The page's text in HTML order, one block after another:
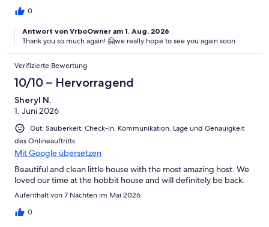
0
Antwort von VrboOwner am 1. Aug. 2026
Thank you so much again! 🤗we really hope to see you again soon
Verifizierte Bewertung
10/10 – Hervorragend
Sheryl N.
1. Juni 2026
Gut: Sauberkeit, Check-in, Kommunikation, Lage und Genauigkeit
des Onlineauftritts
Mit Google übersetzen
Beautiful and clean little house with the most amazing host. We
loved our time at the hobbit house and will definitely be back.
Aufenthalt von 7 Nächten im Mai 2026
0